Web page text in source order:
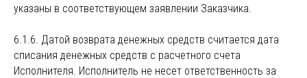
указаны в соответствующем заявлении Заказчика.
6.1.6. Датой возврата денежных средств считается дата
списания денежных средств с расчетного счета
Исполнителя. Исполнитель не несет ответственность за